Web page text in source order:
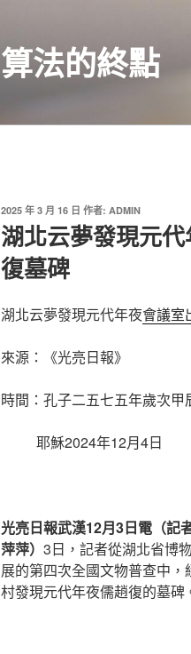
算法的終點
發
佈
於
2025 年 3 月 16 日 作者: ADMIN
湖北云夢發現元
復墓碑
湖北云夢發現元代年夜會議室
來源：《光亮日報》
時間：孔子二五七五年歲次甲
耶穌2024年12月4日
光亮日報武漢12月3日電（記
萍萍） 3日，記者從湖北省博
展的第四次全國文物普查中
村發現元代年夜儒趙復的墓碑